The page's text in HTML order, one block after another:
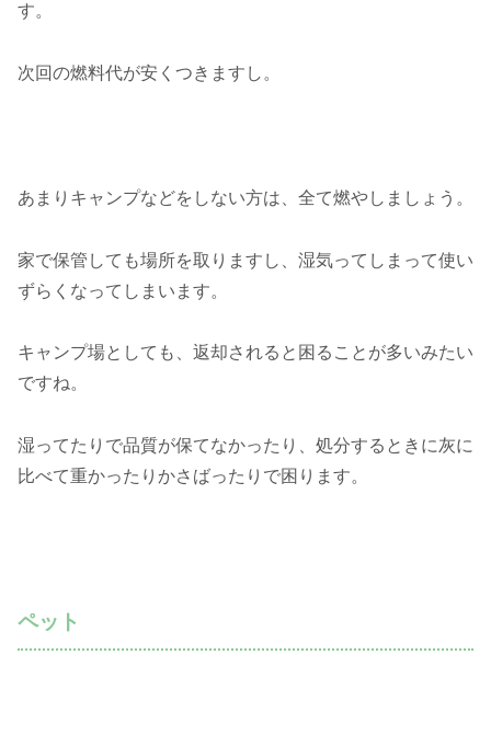
す。
次回の燃料代が安くつきますし。
あまりキャンプなどをしない方は、全て燃やしましょう。
家で保管しても場所を取りますし、湿気ってしまって使い
ずらくなってしまいます。
キャンプ場としても、返却されると困ることが多いみたい
ですね。
湿ってたりで品質が保てなかったり、処分するときに灰に
比べて重かったりかさばったりで困ります。
ペット